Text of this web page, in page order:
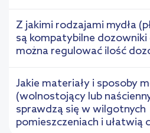
Z jakimi rodzajami mydła
są kompatybilne dozowniki
można regulować ilość
Jakie materiały i sposoby
(wolnostojący lub
sprawdzą się w wilgotnych
pomieszczeniach i ułatwią